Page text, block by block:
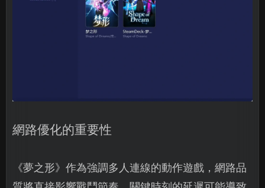
網路優化的重要性
《夢之形》作為強調多人連線的動作遊戲，網路品